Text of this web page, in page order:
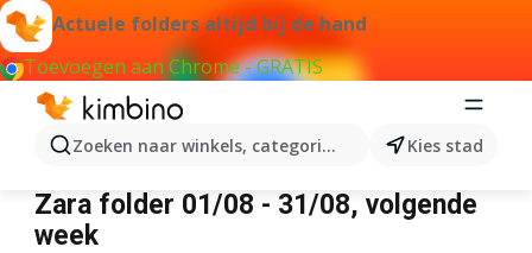
Actuele folders altijd bij de hand
Toevoegen aan Chrome - GRATIS
Zoeken naar winkels, categorieën, producten...
Kies stad
Zara
Zara folder 01/08 - 31/08, volgende
week